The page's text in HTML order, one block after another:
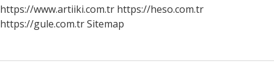
https://www.artiiki.com.tr https://heso.com.tr
https://gule.com.trSitemap